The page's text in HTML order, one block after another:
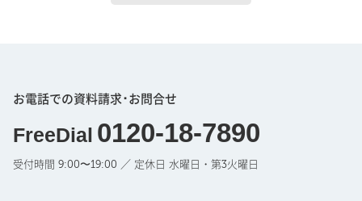
お電話での資料請求･お問合せ
FreeDial 0120-18-7890
受付時間 9:00〜19:00 ／ 定休日 水曜日・第3火曜日